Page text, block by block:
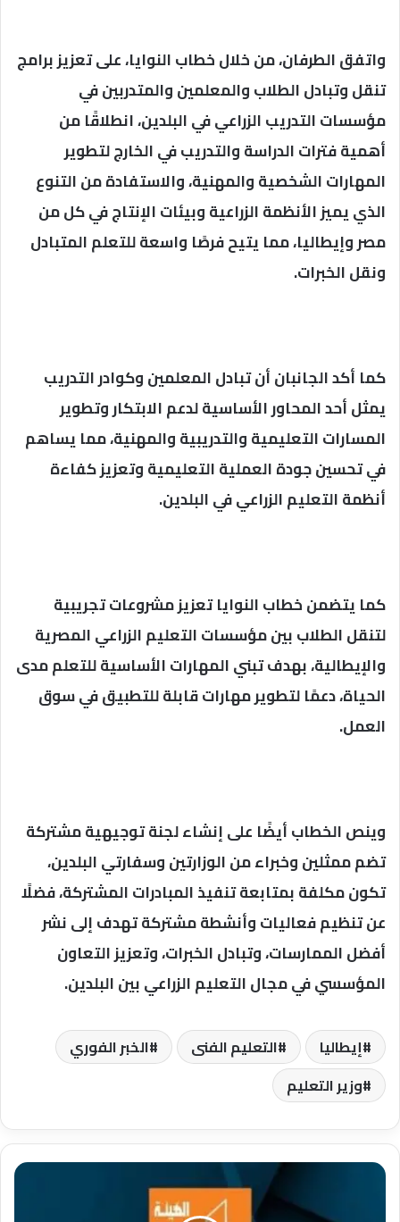
واتفق الطرفان، من خلال خطاب النوايا، على تعزيز برامج
تنقل وتبادل الطلاب والمعلمين والمتدربين في
مؤسسات التدريب الزراعي في البلدين، انطلاقًا من
أهمية فترات الدراسة والتدريب في الخارج لتطوير
المهارات الشخصية والمهنية، والاستفادة من التنوع
الذي يميز الأنظمة الزراعية وبيئات الإنتاج في كل من
مصر وإيطاليا، مما يتيح فرصًا واسعة للتعلم المتبادل
ونقل الخبرات.
كما أكد الجانبان أن تبادل المعلمين وكوادر التدريب
يمثل أحد المحاور الأساسية لدعم الابتكار وتطوير
المسارات التعليمية والتدريبية والمهنية، مما يساهم
في تحسين جودة العملية التعليمية وتعزيز كفاءة
أنظمة التعليم الزراعي في البلدين.
كما يتضمن خطاب النوايا تعزيز مشروعات تجريبية
لتنقل الطلاب بين مؤسسات التعليم الزراعي المصرية
والإيطالية، بهدف تبني المهارات الأساسية للتعلم مدى
الحياة، دعمًا لتطوير مهارات قابلة للتطبيق في سوق
العمل.
وينص الخطاب أيضًا على إنشاء لجنة توجيهية مشتركة
تضم ممثلين وخبراء من الوزارتين وسفارتي البلدين،
تكون مكلفة بمتابعة تنفيذ المبادرات المشتركة، فضلًا
عن تنظيم فعاليات وأنشطة مشتركة تهدف إلى نشر
أفضل الممارسات، وتبادل الخبرات، وتعزيز التعاون
المؤسسي في مجال التعليم الزراعي بين البلدين.
إيطاليا التعليم الفنى
الخبر الفوري
وزير التعليم
قصور